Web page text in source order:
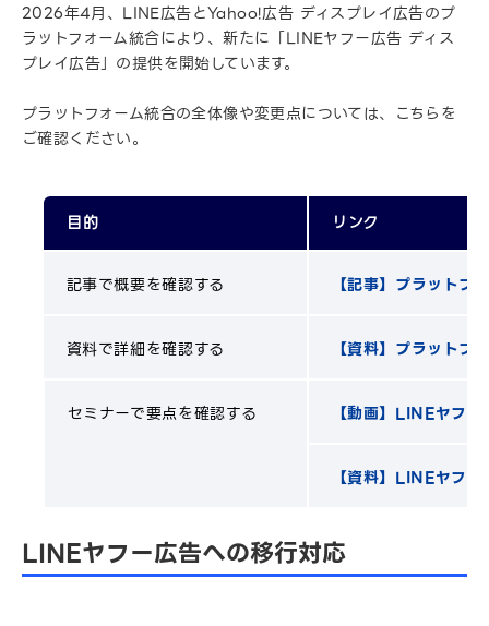
2026年4月、LINE広告とYahoo!広告 ディスプレイ広告のプ
ラットフォーム統合により、新たに「LINEヤフー広告 ディス
プレイ広告」の提供を開始しています。
プラットフォーム統合の全体像や変更点については、こちらを
ご確認ください。
目的 リンク
記事で概要を確認する 【記事】プラットフ
資料で詳細を確認する 【資料】プラットフ
セミナーで要点を確認する 【動画】LINEヤフ
【資料】LINEヤフ
LINEヤフー広告への移行対応